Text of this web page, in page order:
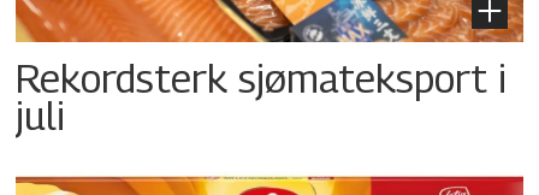
Rekordsterk sjømateksport i
juli